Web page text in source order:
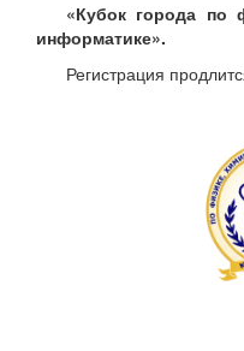
«Кубок города по
информатике».
Регистрация